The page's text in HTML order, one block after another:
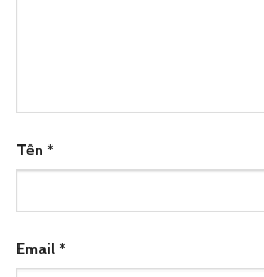
Tên *
Email *